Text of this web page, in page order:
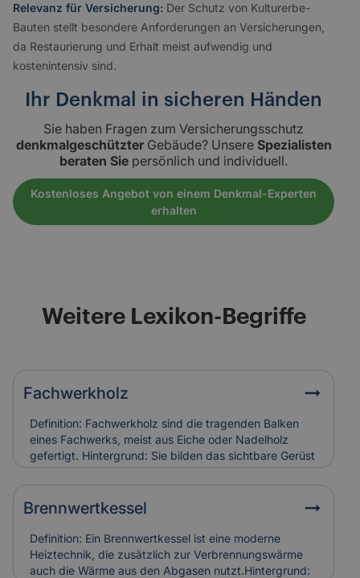
Relevanz für Versicherung: Der Schutz von Kulturerbe-
Bauten stellt besondere Anforderungen an Versicherungen,
da Restaurierung und Erhalt meist aufwendig und
kostenintensiv sind.
Ihr Denkmal in sicheren Händen
Sie haben Fragen zum Versicherungsschutz
denkmalgeschützterGebäude? Unsere Spezialisten
beraten Sie persönlich und individuell.
Kostenloses Angebot von einem Denkmal-Experten
erhalten
Weitere Lexikon-Begriffe
Fachwerkholz
Definition: Fachwerkholz sind die tragenden Balken
eines Fachwerks, meist aus Eiche oder Nadelholz
gefertigt. Hintergrund: Sie bilden das sichtbare Gerüst
der Konstruktion und sind durch Zapfen, Dübel oder
Verblattungen miteinander verbunden. Fachwerkholz
bestimmt Stabilität und Erscheinungsbild eines
oder Schädlingsbefall am Fachwerkholz führen zu
hohen Restaurierungskosten, die Versicherungen bei
denkmalgerechter Instandsetzung berücksichtigen.
Brennwertkessel
Definition: Ein Brennwertkessel ist eine moderne
Heiztechnik, die zusätzlich zur Verbrennungswärme
auch die Wärme aus den Abgasen nutzt.Hintergrund: